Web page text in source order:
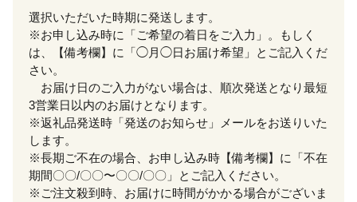
選択いただいた時期に発送します。
※お申し込み時に「ご希望の着日をご入力」。もしく
は、【備考欄】に「◯月◯日お届け希望」とご記入くだ
さい。
お届け日のご入力がない場合は、順次発送となり最短
3営業日以内のお届けとなります。
※返礼品発送時「発送のお知らせ」メールをお送りいた
します。
※長期ご不在の場合、お申し込み時【備考欄】に「不在
期間〇〇/〇〇〜〇〇/〇〇」とご記入ください。
※ご注文殺到時、お届けに時間がかかる場合がございま